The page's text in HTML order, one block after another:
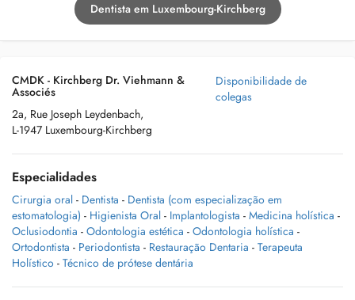
Dentista em Luxembourg-Kirchberg
CMDK - Kirchberg Dr. Viehmann &
Associés
2a, Rue Joseph Leydenbach,
L-1947 Luxembourg-Kirchberg
Disponibilidade de
colegas
Especialidades
Cirurgia oral - Dentista - Dentista (com especialização em
estomatologia) - Higienista Oral - Implantologista - Medicina holística -
Oclusiodontia - Odontologia estética - Odontologia holística -
Ortodontista - Periodontista - Restauração Dentaria - Terapeuta
Holístico - Técnico de prótese dentária